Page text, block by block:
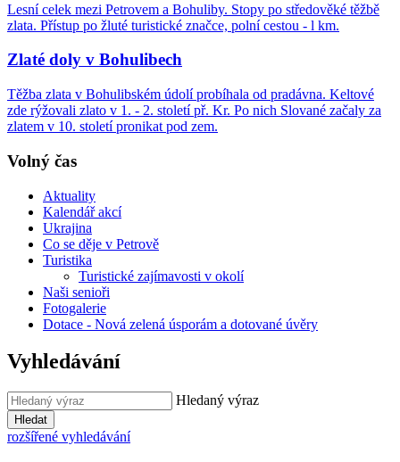
Lesní celek mezi Petrovem a Bohuliby. Stopy po středověké těžbě
zlata. Přístup po žluté turistické značce, polní cestou - l km.
Zlaté doly v Bohulibech
Těžba zlata v Bohulibském údolí probíhala od pradávna. Keltové
zde rýžovali zlato v 1. - 2. století př. Kr. Po nich Slované začaly za
zlatem v 10. století pronikat pod zem.
Volný čas
Aktuality
Kalendář akcí
Ukrajina
Co se děje v Petrově
Turistika
Turistické zajímavosti v okolí
Naši senioři
Fotogalerie
Dotace - Nová zelená úsporám a dotované úvěry
Vyhledávání
Hledaný výraz
Hledat
rozšířené vyhledávání